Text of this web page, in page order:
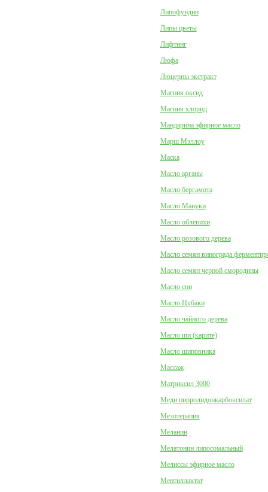
Липофундин
Липы цветы
Лифтинг
Люфа
Люцерны экстракт
Магния оксид
Магния хлорид
Мандарина эфирное масло
Марш Мэллоу
Маска
Масло арганы
Масло бергамота
Масло Мануки
Масло облепихи
Масло розового дерева
Масло семян винограда
Масло семян черной смородины
Масло сои
Масло Цубаки
Масло чайного дерева
Масло ши (карите)
Масло шиповника
Массаж
Матриксил 3000
Меди пирролидонкарбоксилат
Мезотерапия
Меланин
Мелатонин липосомальный
Мелиссы эфирное масло
Ментиллактат